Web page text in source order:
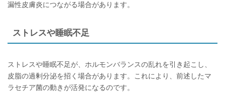
漏性皮膚炎につながる場合があります。
ストレスや睡眠不足
ストレスや睡眠不足が、ホルモンバランスの乱れを引き起こし、
皮脂の過剰分泌を招く場合があります。これにより、前述したマ
ラセチア菌の動きが活発になるのです。